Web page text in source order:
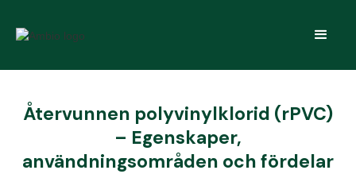
Återvunnen polyvinylklorid (rPVC)
– Egenskaper,
användningsområden och fördelar